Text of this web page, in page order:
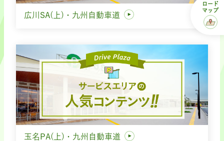
広川SA(上)・九州自動車道
玉名PA(上)・九州自動車道
ロード
マップ